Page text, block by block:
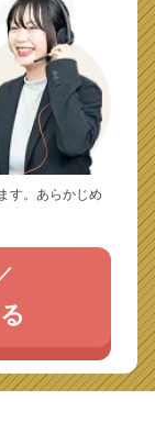
す。あらかじめ